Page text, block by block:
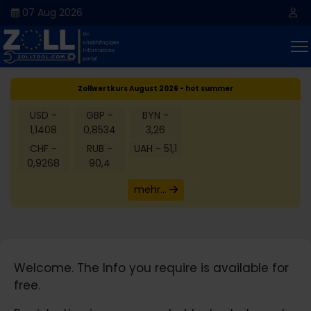
07 Aug 2026
Zollwertkurs August 2026 - hot summer
USD -
1,1408
CHF -
0,9268
GBP -
0,8534
RUB -
90,4
BYN -
3,26
UAH - 51,1
mehr...
Welcome. The Info you require is available for
free.